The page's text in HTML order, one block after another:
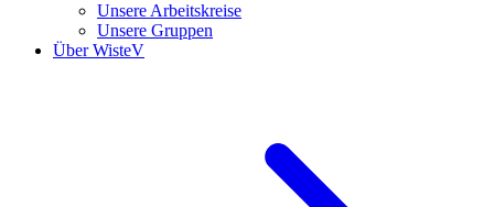
Unsere Arbeitskreise
Unsere Gruppen
Über WisteV